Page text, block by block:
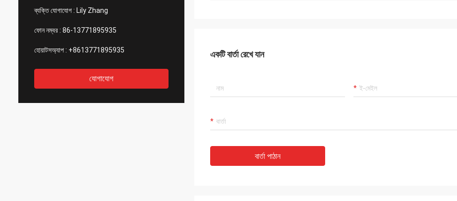
ব্যক্তি যোগাযোগ : Lily Zhang
ফোন নম্বর : 86-13771895935
হোয়াটসঅ্যাপ : +8613771895935
যোগাযোগ
একটি বার্তা রেখে যান
বার্তা পাঠান